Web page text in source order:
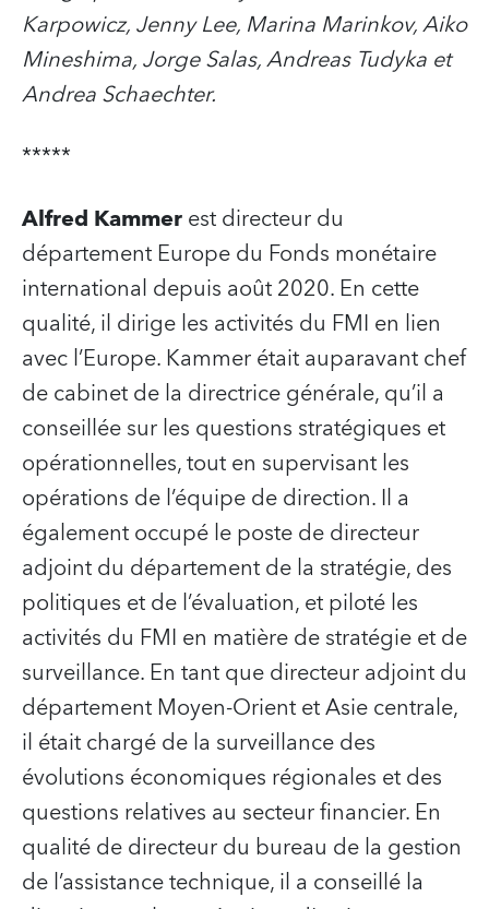
Karpowicz, Jenny Lee, Marina Marinkov, Aiko
Mineshima, Jorge Salas, Andreas Tudyka et
Andrea Schaechter.
*****
Alfred Kammerest directeur du
département Europe du Fonds monétaire
international depuis août 2020. En cette
qualité, il dirige les activités du FMI en lien
avec l’Europe. Kammer était auparavant chef
de cabinet de la directrice générale, qu’il a
conseillée sur les questions stratégiques et
opérationnelles, tout en supervisant les
opérations de l’équipe de direction. Il a
également occupé le poste de directeur
adjoint du département de la stratégie, des
politiques et de l’évaluation, et piloté les
activités du FMI en matière de stratégie et de
surveillance. En tant que directeur adjoint du
département Moyen-Orient et Asie centrale,
il était chargé de la surveillance des
évolutions économiques régionales et des
questions relatives au secteur financier. En
qualité de directeur du bureau de la gestion
de l’assistance technique, il a conseillé la